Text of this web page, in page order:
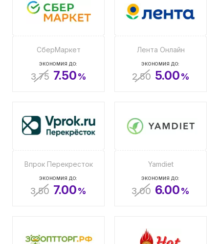
СберМаркет
ЭКОНОМИЯ ДО:
3.75 7.50%
Лента Онлайн
ЭКОНОМИЯ ДО:
2.50 5.00%
Впрок Перекресток
ЭКОНОМИЯ ДО:
3.50 7.00%
Yamdiet
ЭКОНОМИЯ ДО:
3.00 6.00%